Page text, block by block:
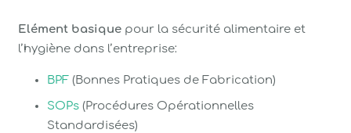
Elément basiquepour la sécurité alimentaire et
l’hygiène dans l’entreprise:
BPF (Bonnes Pratiques de Fabrication)
SOPs (Procédures Opérationnelles
Standardisées)